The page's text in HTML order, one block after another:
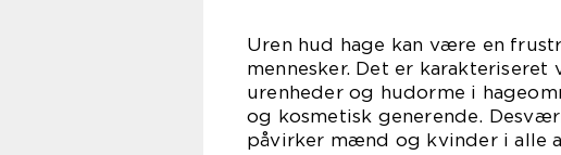
Uren hud hage kan være en
mennesker. Det er
urenheder og hudorme i
og kosmetisk generende.
påvirker mænd og kvinder i alle